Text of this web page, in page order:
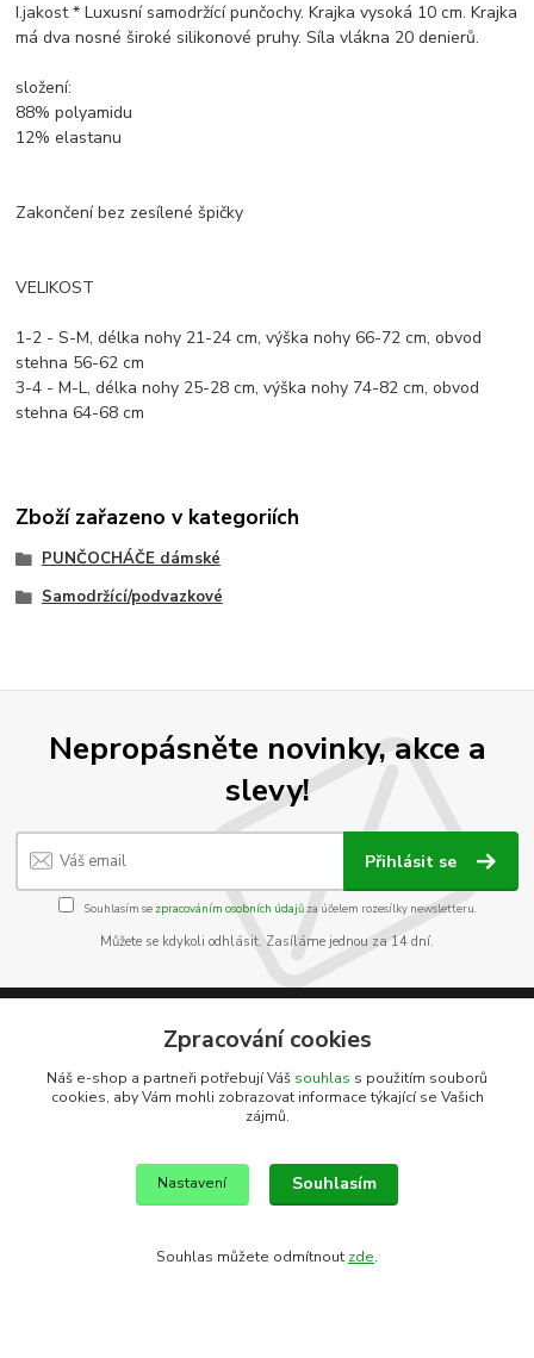
I.jakost * Luxusní samodržící punčochy. Krajka vysoká 10 cm. Krajka
má dva nosné široké silikonové pruhy. Síla vlákna 20 denierů.
složení:
88% polyamidu
12% elastanu
Zakončení bez zesílené špičky
VELIKOST
1-2 - S-M, délka nohy 21-24 cm, výška nohy 66-72 cm, obvod
stehna 56-62 cm
3-4 - M-L, délka nohy 25-28 cm, výška nohy 74-82 cm, obvod
stehna 64-68 cm
Zboží zařazeno v kategoriích
PUNČOCHÁČE dámské
Samodržící/podvazkové
Nepropásněte novinky, akce a
slevy!
Přihlásit se
Souhlasím se zpracováním osobních údajůza účelem rozesílky newsletteru.
Můžete se kdykoli odhlásit. Zasíláme jednou za 14 dní.
Informace pro zákazníky
O nás
Zpracování cookies
Náš e-shop a partneři potřebují Váš souhlas s použitím souborů
cookies, aby Vám mohli zobrazovat informace týkající se Vašich
zájmů.
Nastavení Souhlasím
Souhlas můžete odmítnout zde.